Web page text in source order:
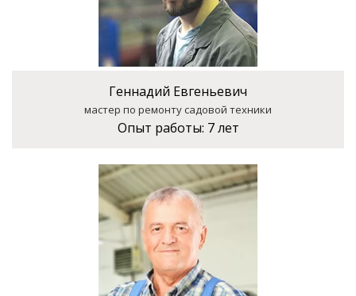
Геннадий Евгеньевич
мастер по ремонту садовой техники
Опыт работы: 7 лет